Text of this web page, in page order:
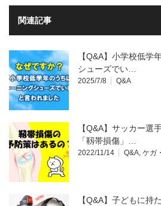
関連記事
【Q&A】小学校低学
シューズでい…
2025/7/8 Q&A
【Q&A】サッカー選
「靱帯損傷」…
2022/11/14 Q&A, ケガ
【Q&A】子どもに持